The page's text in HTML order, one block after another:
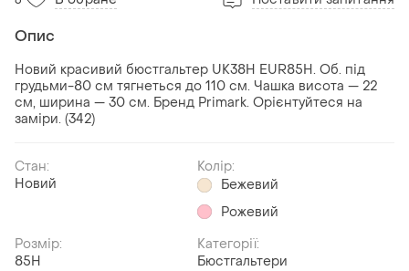
Опис
Новий красивий бюстгальтер UК38H EUR85H. Об. під
грудьми-80 см тягнеться до 110 см. Чашка висота — 22
см, ширина — 30 см. Бренд Primark. Орієнтуйтеся на
заміри. (342)
Стан:
Новий
Колір:
Бежевий
Рожевий
Розмір:
85H
Категорії:
Бюстгальтери